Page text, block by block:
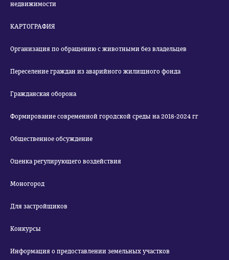
недвижимости
КАРТОГРАФИЯ
Организация по обращению с животными без владельцев
Переселение граждан из аварийного жилищного фонда
Гражданская оборона
Формирование современной городской среды на 2018-2024 гг
Общественное обсуждение
Оценка регулирующего воздействия
Моногород
Для застройщиков
Конкурсы
Информация о предоставлении земельных участков